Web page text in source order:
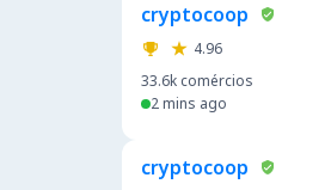
cryptocoop
4.96
33.6k comércios
2 mins ago
cryptocoop